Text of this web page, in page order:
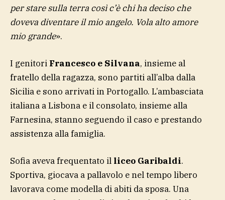
per stare sulla terra così c’è chi ha deciso che
doveva diventare il mio angelo. Vola alto amore
mio grande».
I genitori Francesco e Silvana, insieme al
fratello della ragazza, sono partiti all’alba dalla
Sicilia e sono arrivati in Portogallo. L’ambasciata
italiana a Lisbona e il consolato, insieme alla
Farnesina, stanno seguendo il caso e prestando
assistenza alla famiglia.
Sofia aveva frequentato il liceo Garibaldi.
Sportiva, giocava a pallavolo e nel tempo libero
lavorava come modella di abiti da sposa. Una